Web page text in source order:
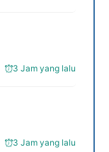
3 Jam yang lalu
3 Jam yang lalu